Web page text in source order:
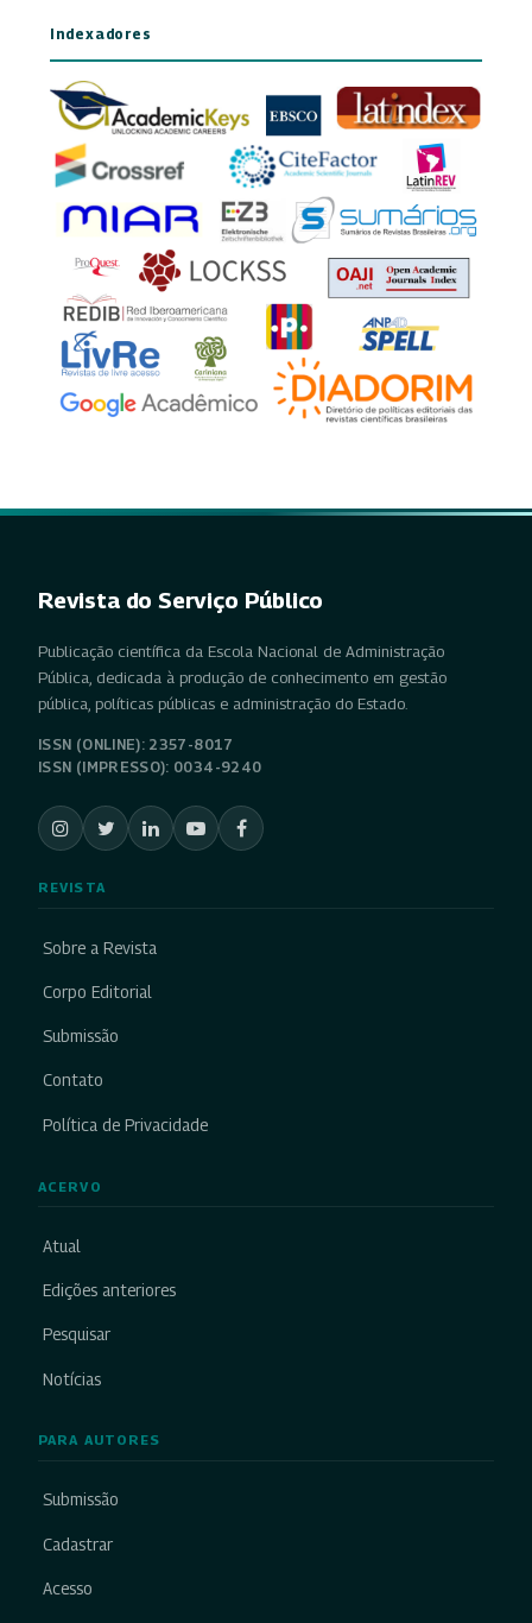
Indexadores
Revista do Serviço Público
Publicação científica da Escola Nacional de Administração
Pública, dedicada à produção de conhecimento em gestão
pública, políticas públicas e administração do Estado.
ISSN (ONLINE): 2357-8017
ISSN (IMPRESSO): 0034-9240
REVISTA
Sobre a Revista
Corpo Editorial
Submissão
Contato
Política de Privacidade
ACERVO
Atual
Edições anteriores
Pesquisar
Notícias
PARA AUTORES
Submissão
Cadastrar
Acesso